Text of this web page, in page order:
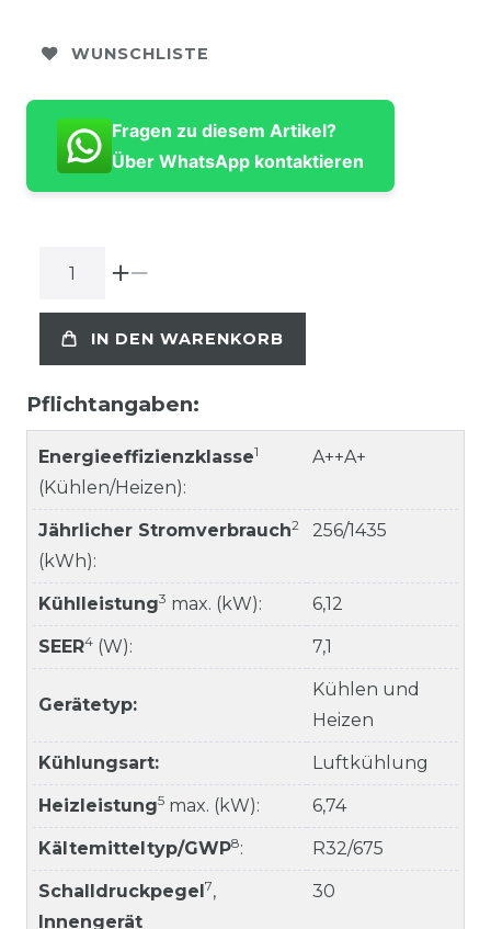
WUNSCHLISTE
Fragen zu diesem Artikel?
Über WhatsApp kontaktieren
IN DEN WARENKORB
Pflichtangaben:
Energieeffizienzklasse1
(Kühlen/Heizen):
A++A+
Jährlicher Stromverbrauch2
(kWh):
256/1435
Kühlleistung3 max. (kW): 6,12
SEER4 (W): 7,1
Gerätetyp:
Kühlen und
Heizen
Kühlungsart: Luftkühlung
Heizleistung5 max. (kW): 6,74
Kältemitteltyp/GWP8: R32/675
Schalldruckpegel 7,
Innengerät
30